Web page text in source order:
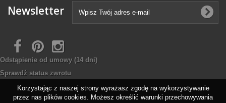
Newsletter
Korzystając z naszej strony wyrażasz zgodę na wykorzystywanie
przez nas plików cookies. Możesz określić warunki przechowywania
Odstąpienie od umowy (14 dni)
Sprawdź status zwrotu